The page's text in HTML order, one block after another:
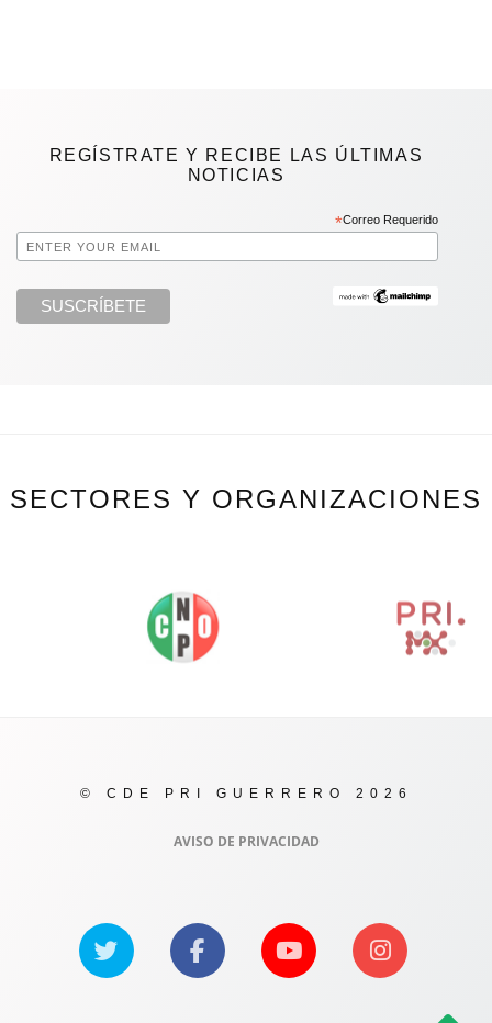
REGÍSTRATE Y RECIBE LAS ÚLTIMAS
NOTICIAS
*Correo Requerido
SECTORES Y ORGANIZACIONES
© CDE PRI GUERRERO 2026
AVISO DE PRIVACIDAD